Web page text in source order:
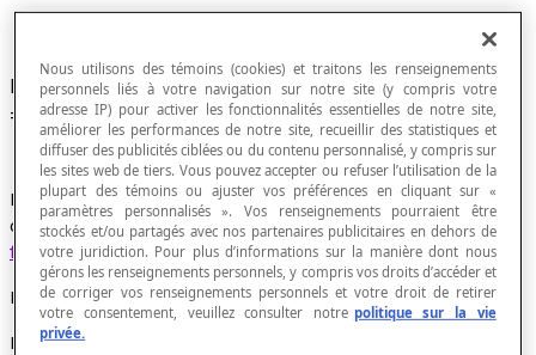
Fonction définie par une relation de la formef(x)
=
ax+b , oùa etb sont desnombres réels.
Le graphique cartésiend'une fonction affine est une
droitetranslatéed'une droite représentative d'une
fonction de variation directe.
Exemples
La fonction «
Nous utilisons des témoins (cookies) et traitons les renseignements
personnels liés à votre navigation sur notre site (y compris votre
adresse IP) pour activer les fonctionnalités essentielles de notre site,
améliorer les performances de notre site, recueillir des statistiques et
diffuser des publicités ciblées ou du contenu personnalisé, y compris sur
les sites web de tiers. Vous pouvez accepter ou refuser l’utilisation de la
plupart des témoins ou ajuster vos préférences en cliquant sur «
paramètres personnalisés ». Vos renseignements pourraient être
stockés et/ou partagés avec nos partenaires publicitaires en dehors de
votre juridiction. Pour plus d’informations sur la manière dont nous
gérons les renseignements personnels, y compris vos droits d’accéder et
de corriger vos renseignements personnels et votre droit de retirer
votre consentement, veuillez consulter notre politique sur la vie
privée.